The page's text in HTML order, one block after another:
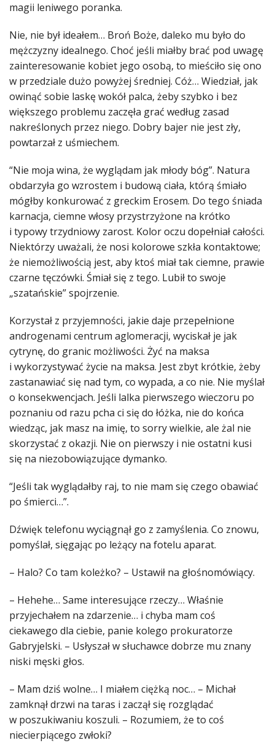
magii leniwego poranka.
Nie, nie był ideałem… Broń Boże, daleko mu było do
mężczyzny idealnego. Choć jeśli miałby brać pod uwagę
zainteresowanie kobiet jego osobą, to mieściło się ono
w przedziale dużo powyżej średniej. Cóż… Wiedział, jak
owinąć sobie laskę wokół palca, żeby szybko i bez
większego problemu zaczęła grać według zasad
nakreślonych przez niego. Dobry bajer nie jest zły,
powtarzał z uśmiechem.
“Nie moja wina, że wyglądam jak młody bóg”. Natura
obdarzyła go wzrostem i budową ciała, którą śmiało
mógłby konkurować z greckim Erosem. Do tego śniada
karnacja, ciemne włosy przystrzyżone na krótko
i typowy trzydniowy zarost. Kolor oczu dopełniał całości.
Niektórzy uważali, że nosi kolorowe szkła kontaktowe;
że niemożliwością jest, aby ktoś miał tak ciemne, prawie
czarne tęczówki. Śmiał się z tego. Lubił to swoje
„szatańskie” spojrzenie.
Korzystał z przyjemności, jakie daje przepełnione
androgenami centrum aglomeracji, wyciskał je jak
cytrynę, do granic możliwości. Żyć na maksa
i wykorzystywać życie na maksa. Jest zbyt krótkie, żeby
zastanawiać się nad tym, co wypada, a co nie. Nie myślał
o konsekwencjach. Jeśli lalka pierwszego wieczoru po
poznaniu od razu pcha ci się do łóżka, nie do końca
wiedząc, jak masz na imię, to sorry wielkie, ale żal nie
skorzystać z okazji. Nie on pierwszy i nie ostatni kusi
się na niezobowiązujące dymanko.
“Jeśli tak wyglądałby raj, to nie mam się czego obawiać
po śmierci…”.
Dźwięk telefonu wyciągnął go z zamyślenia. Co znowu,
pomyślał, sięgając po leżący na fotelu aparat.
– Halo? Co tam koleżko? – Ustawił na głośnomówiący.
– Hehehe… Same interesujące rzeczy… Właśnie
przyjechałem na zdarzenie… i chyba mam coś
ciekawego dla ciebie, panie kolego prokuratorze
Gabryjelski. – Usłyszał w słuchawce dobrze mu znany
niski męski głos.
– Mam dziś wolne… I miałem ciężką noc… – Michał
zamknął drzwi na taras i zaczął się rozglądać
w poszukiwaniu koszuli. – Rozumiem, że to coś
niecierpiącego zwłoki?